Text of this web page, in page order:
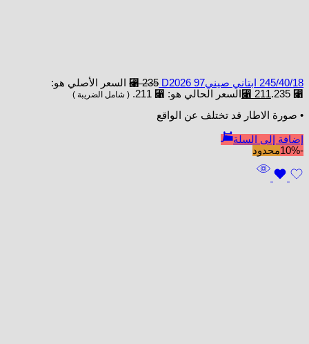
245/40/18 ابتاني صينيD2026 97 ⃁235
السعر الأصلي هو:
⃁ 235.
⃁ 211 السعر الحالي هو: ⃁ 211. ( شامل الضريبة )
• صورة الاطار قد تختلف عن الواقع
إضافة إلى السلة
-10%
محدود